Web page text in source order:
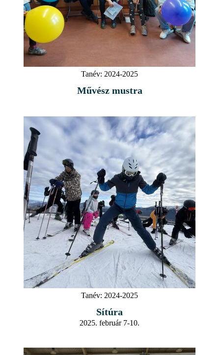
Tanév: 2024-2025
Művész mustra
Tanév: 2024-2025
Sítúra
2025. február 7-10.